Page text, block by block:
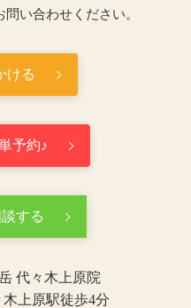
い合わせください。
ける
予約♪
する
代々木上原院
上原駅徒歩4分